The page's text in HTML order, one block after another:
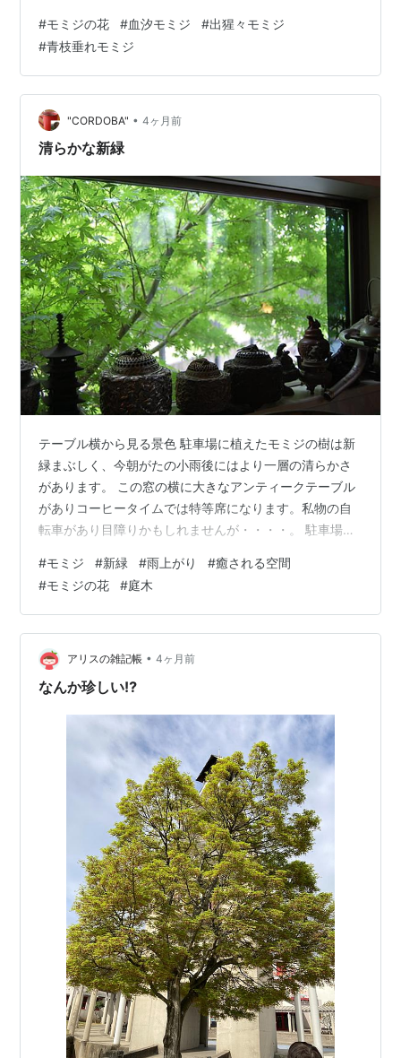
ングしました そのことについては、改めて記事にします
ね 先日、仙台で新緑の美しさを味わったばかりですが、
我が家の庭にも新緑の季節がやってきたようです 青枝垂
れモミジ 赤い花が沢山ついています ズームにして見て見
ると、その美しさがよくわかります ねっ、美しいでしょ
う 表の青枝垂れモミ…
#モミジの花 #血汐モミジ #出猩々モミジ
#青枝垂れモミジ
"CORDOBA" • 4ヶ月前
清らかな新緑
テーブル横から見る景色 駐車場に植えたモミジの樹は新
緑まぶしく、今朝がたの小雨後にはより一層の清らかさ
があります。 この窓の横に大きなアンティークテーブル
がありコーヒータイムでは特等席になります。私物の自
転車があり目障りかもしれませんが・・・・。 駐車場か
る。 僕は週のうち半分はこの窓から見える景色の中で朝
食をとっています。この時間がとても癒される。 花が終
わった後に現れる赤い花？葉？ 雨上がりで水が滴る様子
はとても良いです。
#モミジ #新緑 #雨上がり #癒される空間
#モミジの花 #庭木
アリスの雑記帳 • 4ヶ月前
なんか珍しい⁉️